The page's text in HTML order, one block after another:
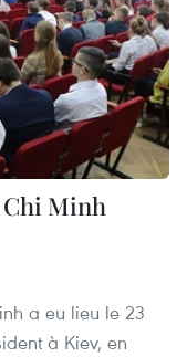
Minh
a eu lieu le 23
à Kiev, en